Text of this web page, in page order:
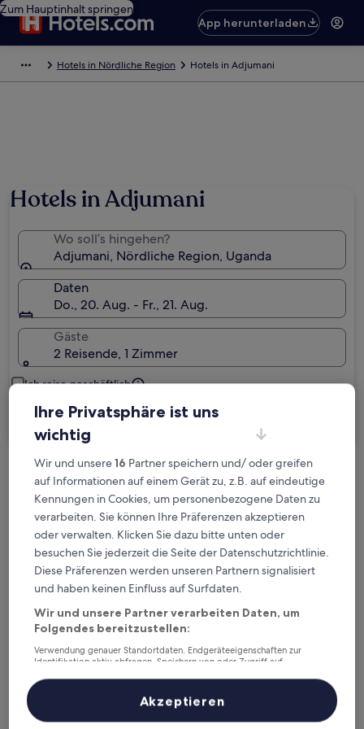
Zum Hauptinhalt springen
App herunterladen
Hotels in Nördliche Region Hotels in Adjumani
Hotels in Adjumani
Wo soll’s hingehen?
Adjumani, Nördliche Region, Uganda
Daten
Do., 20. Aug. - Fr., 21. Aug.
Gäste
2 Reisende, 1 Zimmer
Ich reise geschäftlich
Suchen
Kostenlose Stornierung bei
Planänderungen
Verdiene Prämien für jede
wahrgenommene Übernachtung
Mehr sparen mit Preisen für Mitglieder
6. Aug. - 7. Aug.
7. Aug. - 8. Aug.
Ihre Privatsphäre ist uns
wichtig
Wir und unsere16 Partner speichern und/ oder greifen
auf Informationen auf einem Gerät zu, z.B. auf eindeutige
Kennungen in Cookies, um personenbezogene Daten zu
verarbeiten. Sie können Ihre Präferenzen akzeptieren
oder verwalten. Klicken Sie dazu bitte unten oder
besuchen Sie jederzeit die Seite der Datenschutzrichtlinie.
Diese Präferenzen werden unseren Partnern signalisiert
und haben keinen Einfluss auf Surfdaten.
Wir und unsere Partner verarbeiten Daten, um
Folgendes bereitzustellen:
Verwendung genauer Standortdaten. Endgeräteeigenschaften zur
Identifikation aktiv abfragen. Speichern von oder Zugriff auf
Inhalte, Messung von Werbeleistung und der Performance von Inhalten,
Zielgruppenforschung sowie Entwicklung und Verbesserung von
Liste der Partner (Lieferanten)
Akzeptieren